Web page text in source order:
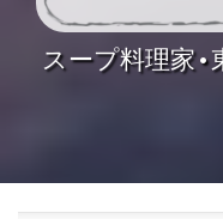
スープ料理家•